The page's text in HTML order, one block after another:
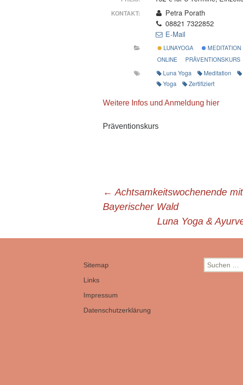
KONTAKT:
Petra Porath
08821 7322852
E-Mail
LUNAYOGA MEDITATION
ONLINE
PRÄVENTIONSKURS
Luna Yoga Meditation
Yoga
Zertifiziert
Weitere Infos und Anmeldung hier
Präventionskurs
← Achtsamkeitswochenende
Bayerischer Wald
Luna Yoga &
Sitemap
Links
Impressum
Datenschutzerklärung
Suchen
nach: